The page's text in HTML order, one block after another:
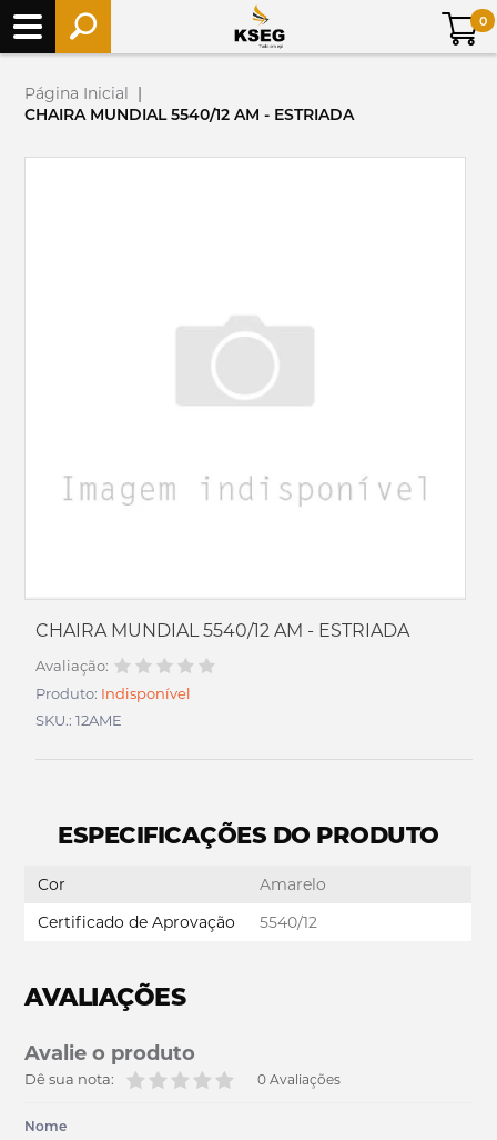
0
Página Inicial |
CHAIRA MUNDIAL 5540/12 AM - ESTRIADA
CHAIRA MUNDIAL 5540/12 AM - ESTRIADA
Avaliação:
Produto: Indisponível
SKU.: 12AME
ESPECIFICAÇÕES DO PRODUTO
Cor
Amarelo
Certificado de Aprovação
5540/12
AVALIAÇÕES
Avalie o produto
0 Avaliações
Dê sua nota:
Nome